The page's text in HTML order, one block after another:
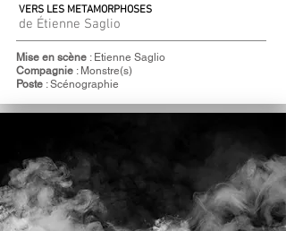
VERS LES METAMORPHOSES
de Étienne Saglio
Mise en scène : Etienne Saglio
Compagnie : Monstre(s)
Poste : Scénographie